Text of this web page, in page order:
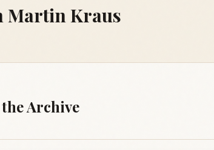
Martin Kraus
Archive